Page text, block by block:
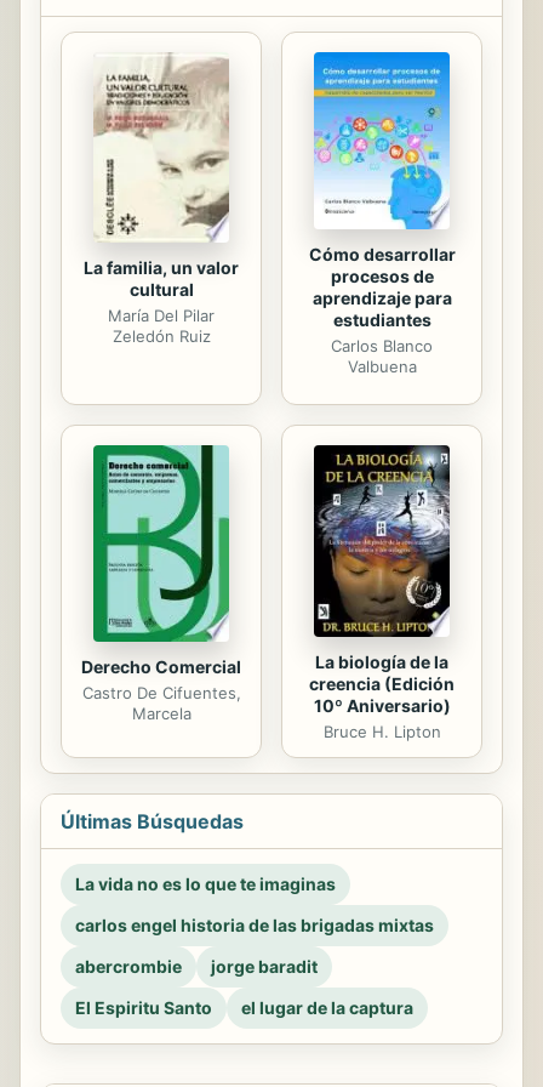
huella, tal vez indeleble, en las
mentes de sus lectoras y lectores,
que aprendieron y se sorprendieron
con estos retratos a veces festivos y
otras veces dramáticos. Se realizó la
presente selección en base a un
criterio fundamental que parece,...
La familia, un valor
cultural
María Del Pilar
Zeledón Ruiz
Cómo desarrollar
procesos de
aprendizaje para
estudiantes
Carlos Blanco
Valbuena
Derecho Comercial
Castro De Cifuentes,
Marcela
La biología de la
creencia (Edición
10º Aniversario)
Bruce H. Lipton
Últimas Búsquedas
La vida no es lo que te imaginas
carlos engel historia de las brigadas mixtas
abercrombie
jorge baradit
El Espiritu Santo
el lugar de la captura